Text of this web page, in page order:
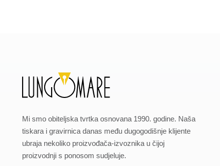
Mi smo obiteljska tvrtka osnovana 1990. godine. Naša
tiskara i gravirnica danas među dugogodišnje klijente
ubraja nekoliko proizvođača-izvoznika u čijoj
proizvodnji s ponosom sudjeluje.